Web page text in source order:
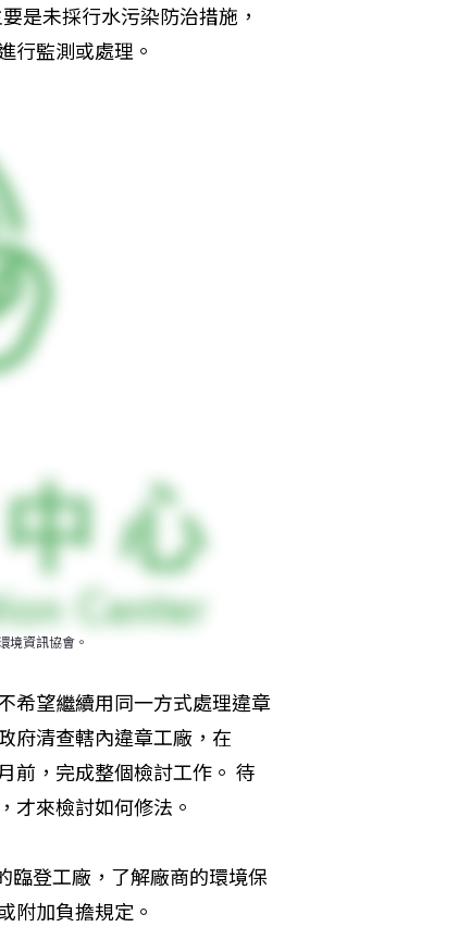
是未採行水污染防治措施，
行監測或處理。
境資訊協會。
希望繼續用同一方式處理違章
府清查轄內違章工廠，在
前，完成整個檢討工作。 待
才來檢討如何修法。
臨登工廠，了解廠商的環境保
附加負擔規定。